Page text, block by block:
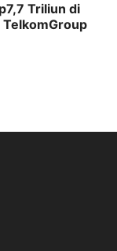
Triliun di